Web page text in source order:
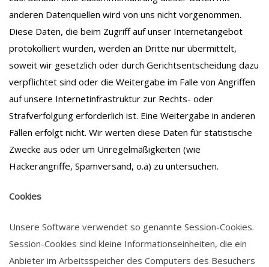
anderen Datenquellen wird von uns nicht vorgenommen.
Diese Daten, die beim Zugriff auf unser Internetangebot
protokolliert wurden, werden an Dritte nur übermittelt,
soweit wir gesetzlich oder durch Gerichtsentscheidung dazu
verpflichtet sind oder die Weitergabe im Falle von Angriffen
auf unsere Internetinfrastruktur zur Rechts- oder
Strafverfolgung erforderlich ist. Eine Weitergabe in anderen
Fällen erfolgt nicht. Wir werten diese Daten für statistische
Zwecke aus oder um Unregelmäßigkeiten (wie
Hackerangriffe, Spamversand, o.ä) zu untersuchen.
Cookies
Unsere Software verwendet so genannte Session-Cookies.
Session-Cookies sind kleine Informationseinheiten, die ein
Anbieter im Arbeitsspeicher des Computers des Besuchers